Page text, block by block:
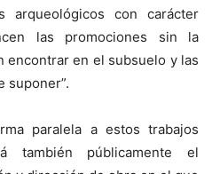
arqueológicos con carácter
las promociones sin la
encontrar en el subsuelo y las
suponer”.
paralela a estos trabajos
también públicamente el